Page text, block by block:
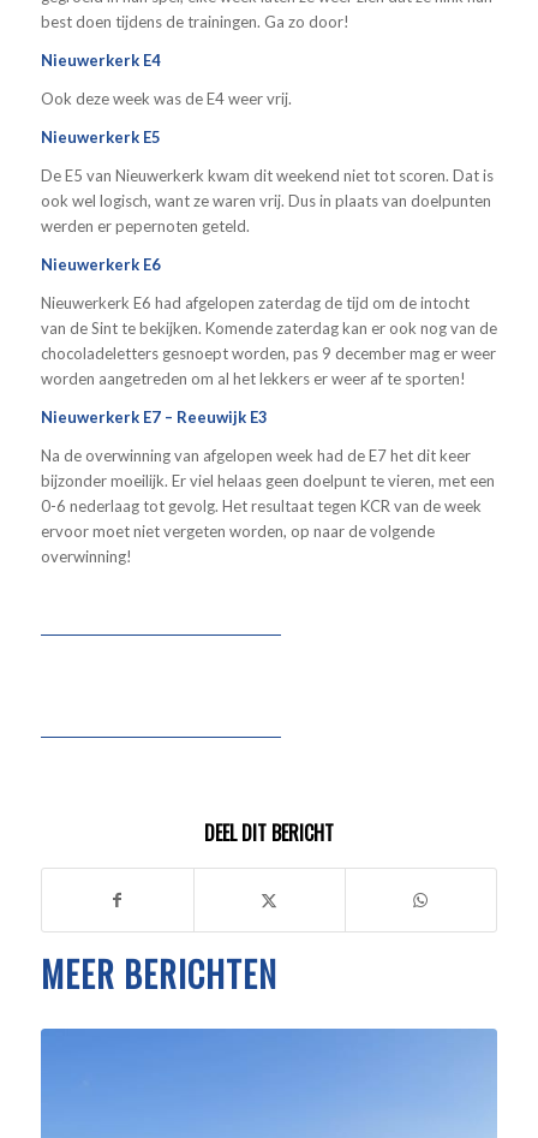
best doen tijdens de trainingen. Ga zo door!
Nieuwerkerk E4
Ook deze week was de E4 weer vrij.
Nieuwerkerk E5
De E5 van Nieuwerkerk kwam dit weekend niet tot scoren. Dat is
ook wel logisch, want ze waren vrij. Dus in plaats van doelpunten
werden er pepernoten geteld.
Nieuwerkerk E6
Nieuwerkerk E6 had afgelopen zaterdag de tijd om de intocht
van de Sint te bekijken. Komende zaterdag kan er ook nog van de
chocoladeletters gesnoept worden, pas 9 december mag er weer
worden aangetreden om al het lekkers er weer af te sporten!
Nieuwerkerk E7 – Reeuwijk E3
Na de overwinning van afgelopen week had de E7 het dit keer
bijzonder moeilijk. Er viel helaas geen doelpunt te vieren, met een
0-6 nederlaag tot gevolg. Het resultaat tegen KCR van de week
ervoor moet niet vergeten worden, op naar de volgende
overwinning!
DEEL DIT BERICHT
MEER BERICHTEN